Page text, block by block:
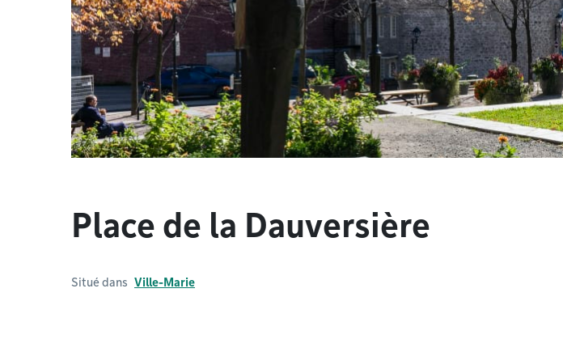
Place de la Dauversière
Situé dans Ville-Marie